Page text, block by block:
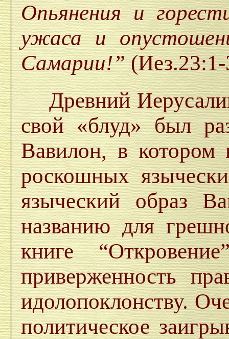
Опьянения и
ужаса и
Самарии!”(Иез.23:1-
Древний
свой «блуд» был
Вавилон, в котором
роскошных
языческий образ
названию для
книге
приверженность
идолопоклонству.
политическое